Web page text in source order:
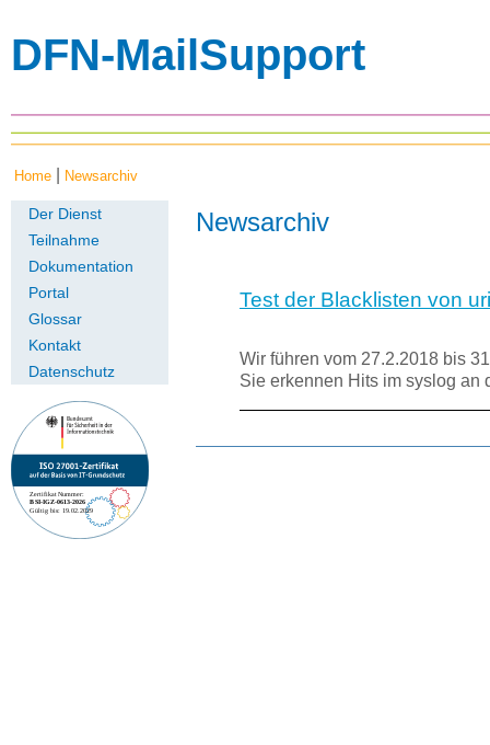
DFN-MailSupport
Home Newsarchiv
Der Dienst
Teilnahme
Dokumentation
Portal
Glossar
Kontakt
Datenschutz
Newsarchiv
Test der Blacklisten von
Wir führen vom 27.2.2018 bis
Sie erkennen Hits im syslog